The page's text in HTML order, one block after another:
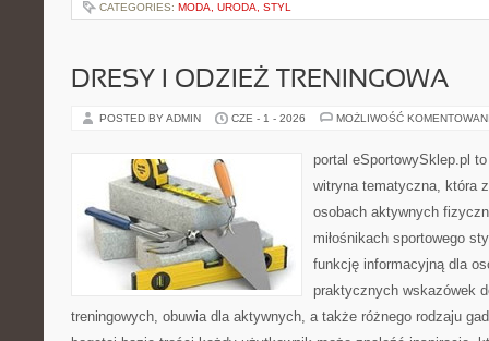
CATEGORIES: MODA, URODA, STYL
DRESY I ODZIEŻ TRENINGOWA
POSTED BY ADMIN CZE - 1 - 2026 MOŻLIWOŚĆ
portal eSportowySklep.pl
witryna tematyczna, która
osobach aktywnych
miłośnikach sportowego
funkcję informacyjną dla
praktycznych wskazówek
treningowych, obuwia dla aktywnych, a także różnego rodzaju